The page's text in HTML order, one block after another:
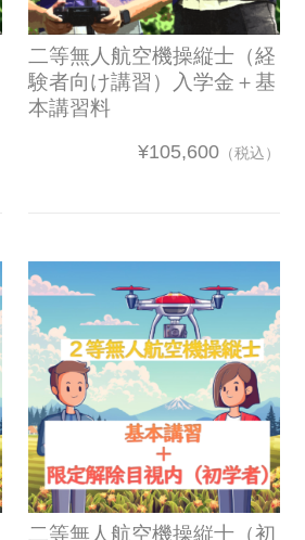
二等無人航空機操縦士（経
験者向け講習）入学金＋基
本講習料
¥105,600 （税込）
二等無人航空機操縦士（初